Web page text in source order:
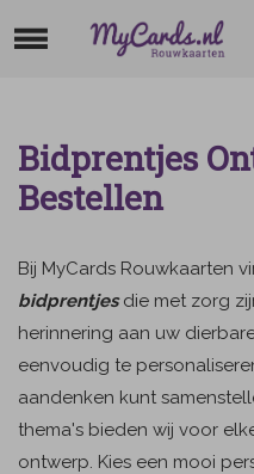
Bidprentjes
Bestellen
Bij MyCards Rouwkaarten
bidprentjesdie met zorg
herinnering aan uw
eenvoudig te
aandenken kunt
thema's bieden wij voor
ontwerp. Kies een mooi